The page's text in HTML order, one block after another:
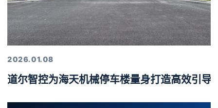
2026.01.08
道尔智控为海天机械停车楼量身打造高效引导